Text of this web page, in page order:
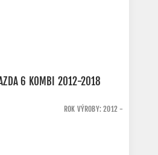
6 KOMBI 2012-2018
ROK VÝROBY: 2012 -